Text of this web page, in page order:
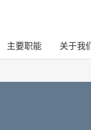
主要职能 关于我们